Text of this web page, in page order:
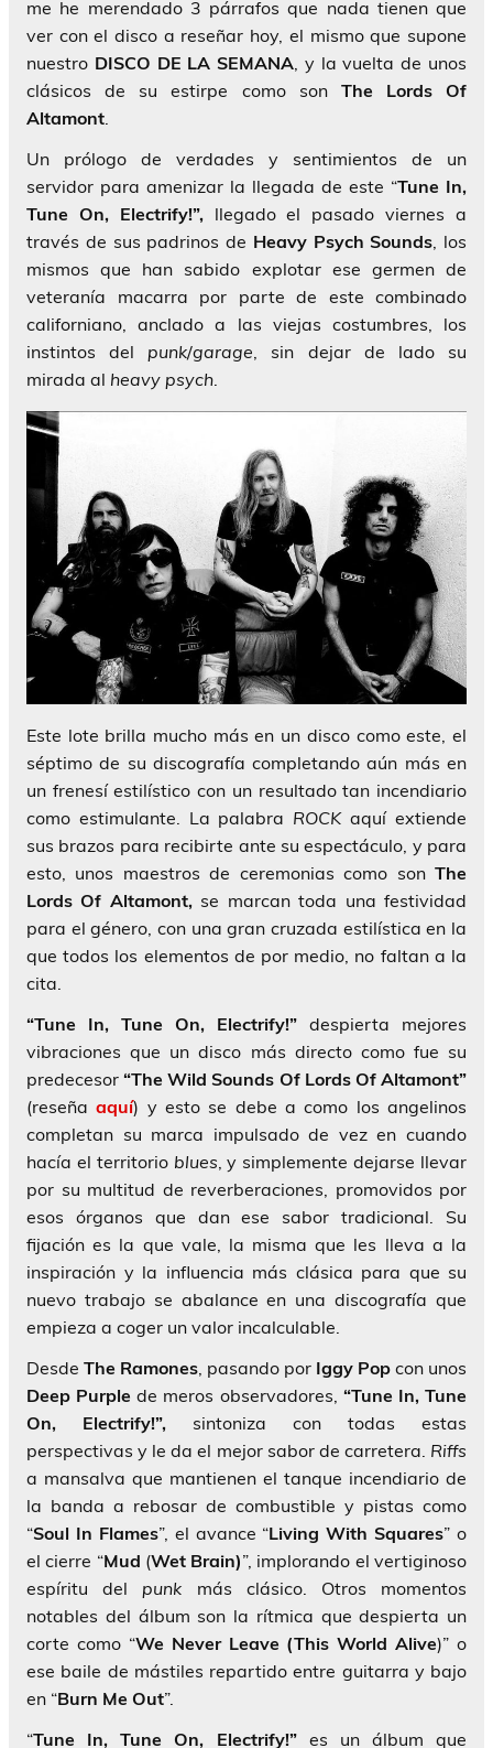
me he merendado 3 párrafos que nada tienen que
ver con el disco a reseñar hoy, el mismo que supone
nuestro DISCO DE LA SEMANA , y la vuelta de unos
clásicos de su estirpe como son The Lords Of
Altamont
Un prólogo de verdades y sentimientos de un
servidor para amenizar la llegada de este “Tune In,
Tune On, Electrify!”,llegado el pasado viernes a
través de sus padrinos de Heavy Psych Sounds , los
mismos que han sabido explotar ese germen de
veteranía macarra por parte de este combinado
californiano, anclado a las viejas costumbres, los
instintos del punk/garage , sin dejar de lado su
mirada al heavy psych
Este lote brilla mucho más en un disco como este, el
séptimo de su discografía completando aún más en
un frenesí estilístico con un resultado tan incendiario
como estimulante. La palabra ROCKaquí extiende
sus brazos para recibirte ante su espectáculo, y para
esto, unos maestros de ceremonias como son The
Lords Of Altamont,se marcan toda una festividad
para el género, con una gran cruzada estilística en la
que todos los elementos de por medio, no faltan a la
cita.
“Tune In, Tune On, Electrify!” despierta mejores
vibraciones que un disco más directo como fue su
predecesor “The Wild Sounds Of Lords Of Altamont”
(reseñaaquí) y esto se debe a como los angelinos
completan su marca impulsado de vez en cuando
hacía el territorio blues , y simplemente dejarse llevar
por su multitud de reverberaciones, promovidos por
esos órganos que dan ese sabor tradicional. Su
fijación es la que vale, la misma que les lleva a la
inspiración y la influencia más clásica para que su
nuevo trabajo se abalance en una discografía que
empieza a coger un valor incalculable.
Desde The Ramones , pasando por Iggy Pop con unos
Deep Purple de meros observadores, “Tune In, Tune
On, Electrify!”, sintoniza con todas estas
perspectivas y le da el mejor sabor de carretera. Riffs
a mansalva que mantienen el tanque incendiario de
la banda a rebosar de combustible y pistas como
“Soul In Flames”, el avance “Living With Squares” o
el cierre “Mud (Wet Brain)”, implorando el vertiginoso
espíritu del punk más clásico. Otros momentos
notables del álbum son la rítmica que despierta un
corte como “We Never Leave (This World Alive)” o
ese baile de mástiles repartido entre guitarra y bajo
en “Burn Me Out”.
“Tune In, Tune On, Electrify!”es un álbum que